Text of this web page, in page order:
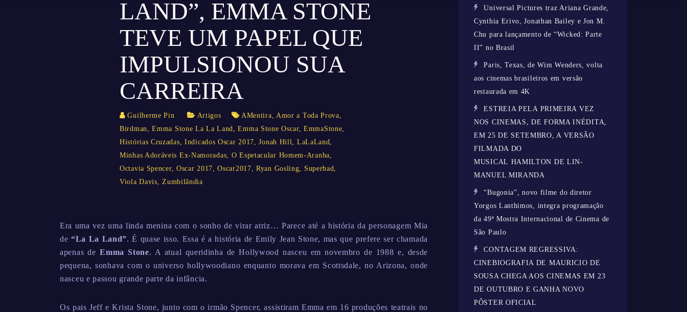
LAND”, EMMA STONE
TEVE UM PAPEL QUE
IMPULSIONOU SUA
CARREIRA
Guilherme Pin Artigos AMentira, Amor a Toda Prova,
Birdman,Emma Stone La La Land,Emma Stone Oscar,EmmaStone,
Histórias Cruzadas,Indicados Oscar 2017,Jonah Hill, LaLaLand,
Minhas Adoráveis Ex-Namoradas, O Espetacular Homem-Aranha,
Octavia Spencer, Oscar 2017,Oscar2017,Ryan Gosling, Superbad,
Viola Davis,Zumbilândia
Era uma vez uma linda menina com o sonho de virar atriz… Parece até a história da personagem Mia
de “La La Land”. É quase isso. Essa é a história de Emily Jean Stone, mas que prefere ser chamada
apenas deEmma Stone. A atual queridinha de Hollywood nasceu em novembro de 1988 e, desde
pequena, sonhava com o universo hollywoodiano enquanto morava em Scottsdale, no Arizona, onde
nasceu e passou grande parte da infância.
Os pais Jeff e Krista Stone, junto com o irmão Spencer, assistiram Emma em 16 produções teatrais no
Universal Pictures traz Ariana Grande,
Cynthia Erivo, Jonathan Bailey e Jon M.
Chu para lançamento de “Wicked: Parte
II” no Brasil
Paris, Texas, de Wim Wenders, volta
aos cinemas brasileiros em versão
restaurada em 4K
ESTREIA PELA PRIMEIRA VEZ
NOS CINEMAS, DE FORMA INÉDITA,
EM 25 DE SETEMBRO, A VERSÃO
FILMADA DO
MUSICAL HAMILTON DE LIN-
MANUEL MIRANDA
“Bugonia”, novo filme do diretor
Yorgos Lanthimos, integra programação
da 49ª Mostra Internacional de Cinema de
São Paulo
CONTAGEM REGRESSIVA:
CINEBIOGRAFIA DE MAURICIO DE
SOUSA CHEGA AOS CINEMAS EM 23
DE OUTUBRO E GANHA NOVO
PÔSTER OFICIAL